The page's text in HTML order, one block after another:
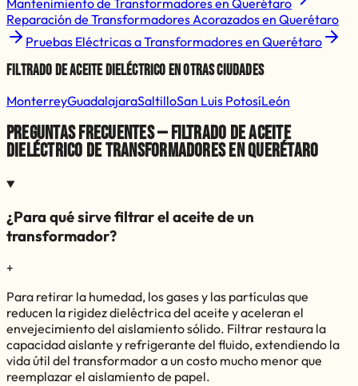
Reparación de Transformadores Acorazadosen Querétaro
Pruebas Eléctricas a Transformadoresen Querétaro
Filtrado de Aceite Dieléctricoen otras ciudades
MonterreyGuadalajaraSaltilloSan Luis PotosíLeón
Preguntas frecuentes — Filtrado de aceite
dieléctrico de transformadores en Querétaro
¿Para qué sirve filtrar el aceite de un
transformador?
+
Para retirar la humedad, los gases y las partículas que
reducen la rigidez dieléctrica del aceite y aceleran el
envejecimiento del aislamiento sólido. Filtrar restaura la
capacidad aislante y refrigerante del fluido, extendiendo la
vida útil del transformador a un costo mucho menor que
reemplazar el aislamiento de papel.